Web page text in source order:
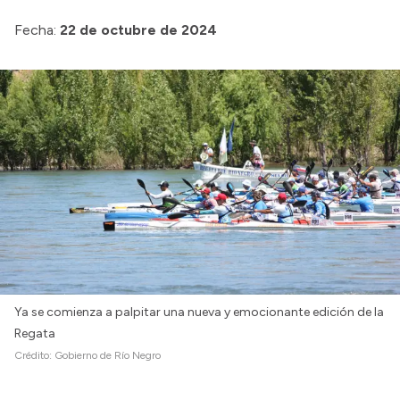
Intranet
Login
Fecha: 22 de octubre de 2024
Ya se comienza a palpitar una nueva y emocionante edición de la
Regata
Crédito: Gobierno de Río Negro